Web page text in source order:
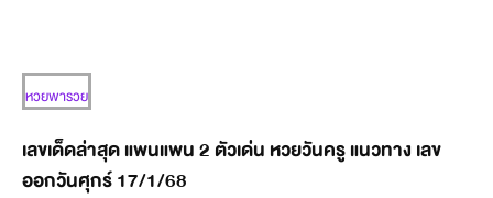
หวยพารวย
เลขเด็ดล่าสุด แพนแพน 2 ตัวเด่น หวยวันครู แนวทาง เลข
ออกวันศุกร์ 17/1/68